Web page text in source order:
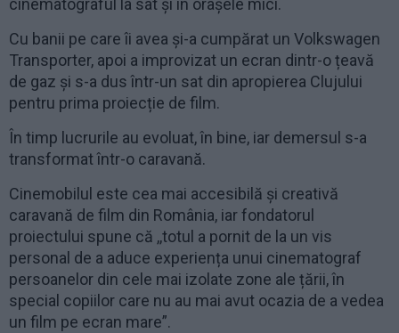
cinematograful la sat și în orașele mici.
Cu banii pe care îi avea și-a cumpărat un Volkswagen
Transporter, apoi a improvizat un ecran dintr-o țeavă
de gaz și s-a dus într-un sat din apropierea Clujului
pentru prima proiecție de film.
În timp lucrurile au evoluat, în bine, iar demersul s-a
transformat într-o caravană.
Cinemobilul este cea mai accesibilă și creativă
caravană de film din România, iar fondatorul
proiectului spune că ,,totul a pornit de la un vis
personal de a aduce experiența unui cinematograf
persoanelor din cele mai izolate zone ale țării, în
special copiilor care nu au mai avut ocazia de a vedea
un film pe ecran mare”.